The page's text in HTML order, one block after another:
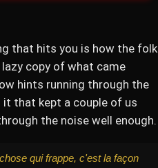
that hits you is how the folk
copy of what came
hints running through the
that kept a couple of us
the noise well enough.
qui frappe, c'est la façon